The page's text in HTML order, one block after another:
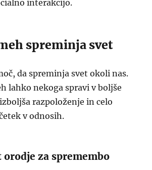
interakcijo.
spreminja svet
da spreminja svet okoli nas.
lahko nekoga spravi v boljše
razpoloženje in celo
v odnosih.
orodje za spremembo